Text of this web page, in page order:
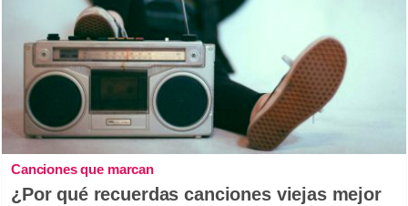
Canciones que marcan
¿Por qué recuerdas canciones viejas mejor